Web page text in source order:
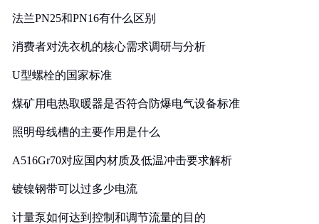
法兰PN25和PN16有什么区别
消费者对洗衣机的核心需求调研与分析
U型螺栓的国家标准
煤矿用电热取暖器是否符合防爆电气设备标准
照明母线槽的主要作用是什么
A516Gr70对应国内材质及低温冲击要求解析
镀镍钢带可以过多少电流
计量泵如何达到控制和调节流量的目的